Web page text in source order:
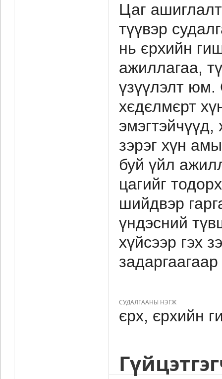
Цаг
түүвэр
нь єрхийн
ажиллагаа,
үзүүлэлт юм.
хєдєлмєрт
эмэгтэйчүүд,
зэрэг хүн
буй үйл
цагийг
шийдвэр
үндэсний
хүйсээр гэх
СУДАЛГААНЫ НЭГЖ
єрх, єрхийн